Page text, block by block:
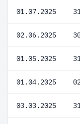
01.07.2025
02.06.2025
01.05.2025
01.04.2025
03.03.2025